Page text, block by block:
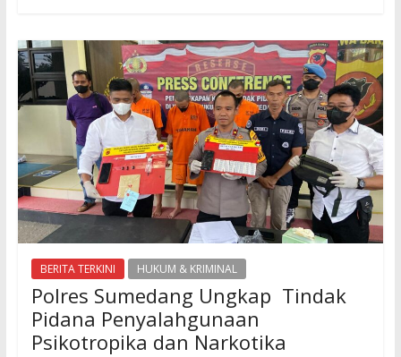
BERITA TERKINI HUKUM & KRIMINAL
Polres Sumedang Ungkap Tindak
Pidana Penyalahgunaan
Psikotropika dan Narkotika